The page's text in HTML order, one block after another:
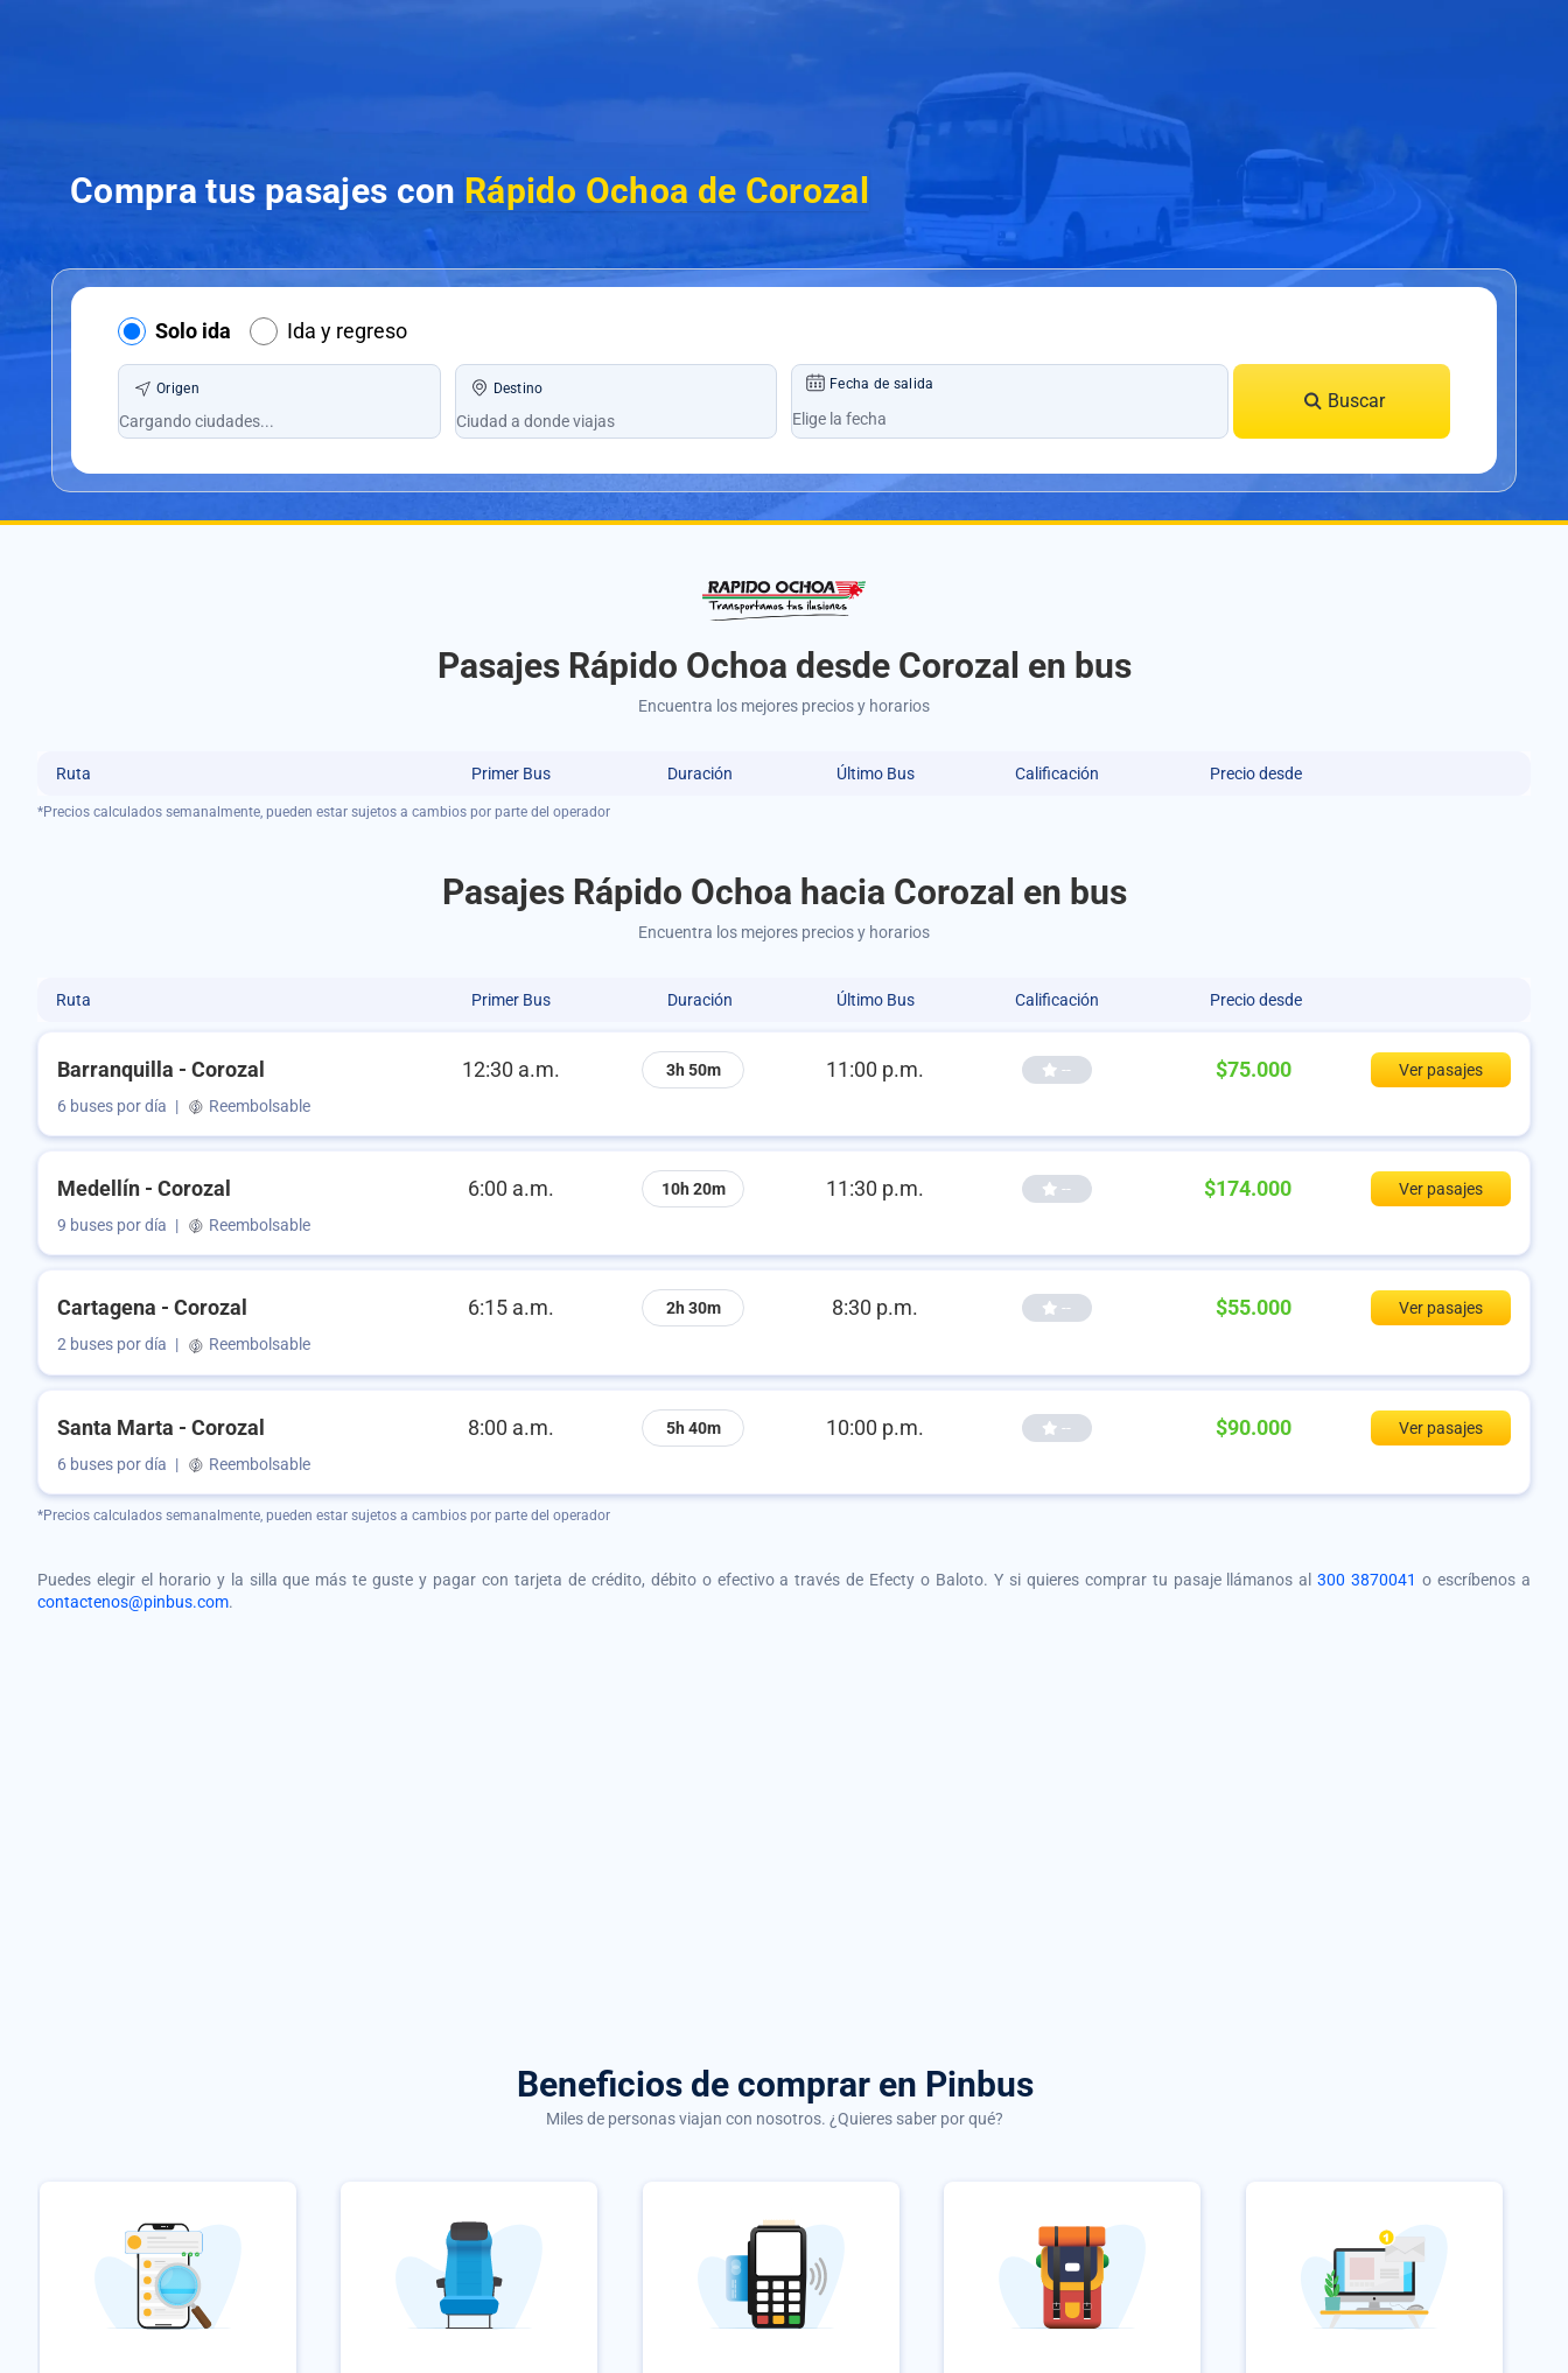
Compra tus pasajes con Rápido Ochoa de Corozal
Solo ida Ida y regreso
Origen Destino Fecha de salida
Buscar
Pasajes Rápido Ochoa desde Corozal en bus
Encuentra los mejores precios y horarios
Ruta Primer Bus Duración Último Bus Calificación Precio desde
*Precios calculados semanalmente, pueden estar sujetos a cambios por parte del operador
Pasajes Rápido Ochoa hacia Corozal en bus
Encuentra los mejores precios y horarios
Ruta Primer Bus Duración Último Bus Calificación Precio desde
Barranquilla - Corozal 12:30 a.m. 3h 50m 11:00 p.m. -- $75.000
Ver pasajes
6 buses por día | Reembolsable
Medellín - Corozal 6:00 a.m. 10h 20m 11:30 p.m. -- $174.000
Ver pasajes
9 buses por día | Reembolsable
Cartagena - Corozal 6:15 a.m. 2h 30m 8:30 p.m. -- $55.000
Ver pasajes
2 buses por día | Reembolsable
Santa Marta - Corozal 8:00 a.m. 5h 40m 10:00 p.m. -- $90.000
Ver pasajes
6 buses por día | Reembolsable
*Precios calculados semanalmente, pueden estar sujetos a cambios por parte del operador
Puedes elegir el horario y la silla que más te guste y pagar con tarjeta de crédito, débito o efectivo a través de Efecty o Baloto. Y si quieres comprar tu pasaje llámanos al300 3870041 o escríbenos a
contactenos@pinbus.com.
Beneficios de comprar en Pinbus
Miles de personas viajan con nosotros. ¿Quieres saber por qué?